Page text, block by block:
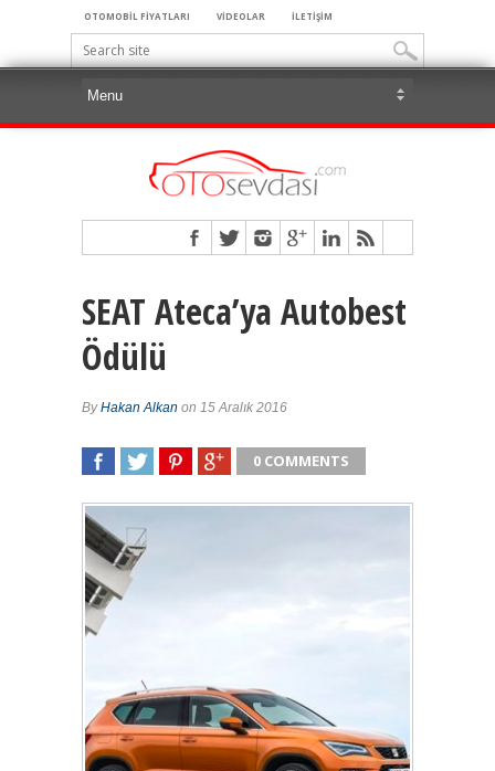
OTOMOBİL FİYATLARI VİDEOLAR İLETİŞİM
SEAT Ateca’ya Autobest
Ödülü
ByHakan Alkan on 15 Aralık 2016
0 COMMENTS